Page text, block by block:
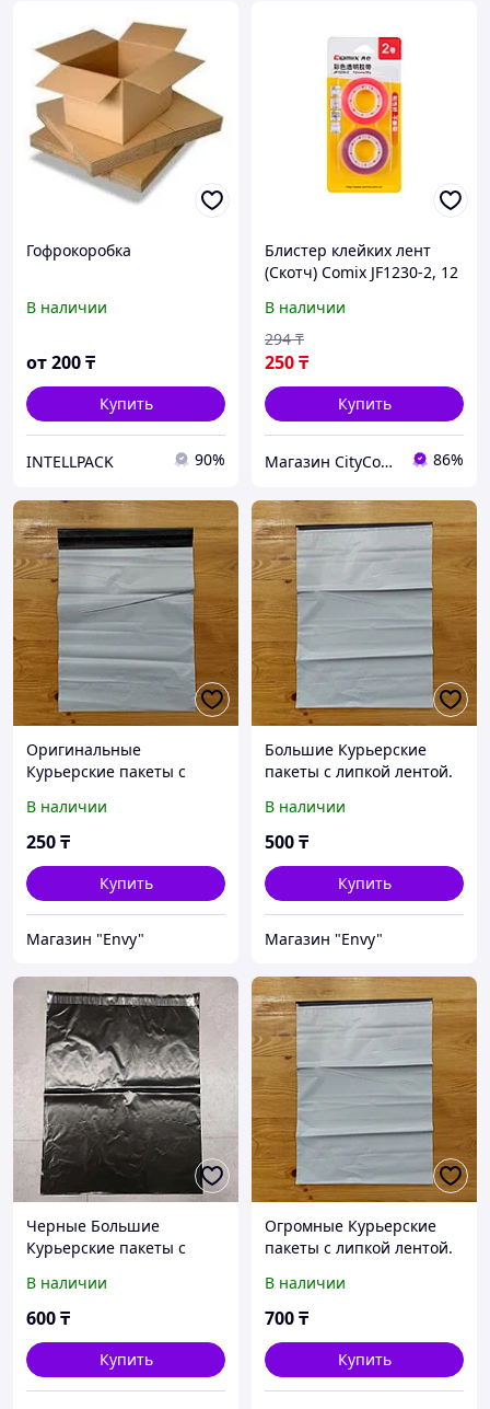
Гофрокоробка
В наличии
от200₸
Купить
INTELLPACK 90%
Блистер клейких лент
(Скотч) Comix JF1230-2, 12
В наличии
250₸
294 ₸
Купить
Магазин CityCom.kz +7-727-250-1209 86%
Оригинальные
Курьерские пакеты с
300/400 мм. Посылка.
Отправка. Доставка. Сейф
В наличии
250₸
Купить
Магазин "Envy"
Большие Курьерские
пакеты с липкой лентой.
Посылка. Отправка.
Доставка. Сейф пакет
В наличии
500₸
Купить
Магазин "Envy"
Черные Большие
Курьерские пакеты с
500/600 мм. Посылка.
Отправка. Доставка. Сейф
В наличии
600₸
Купить
Огромные Курьерские
пакеты с липкой лентой.
Посылка. Отправка.
Доставка. Сейф пакет
В наличии
700₸
Купить